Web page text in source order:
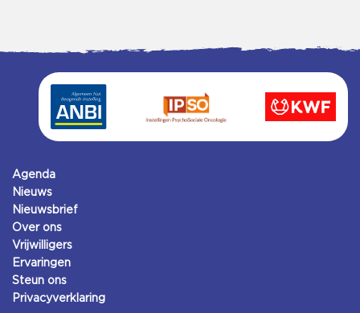
Agenda
Nieuws
Nieuwsbrief
Over ons
Vrijwilligers
Ervaringen
Steun ons
Privacyverklaring